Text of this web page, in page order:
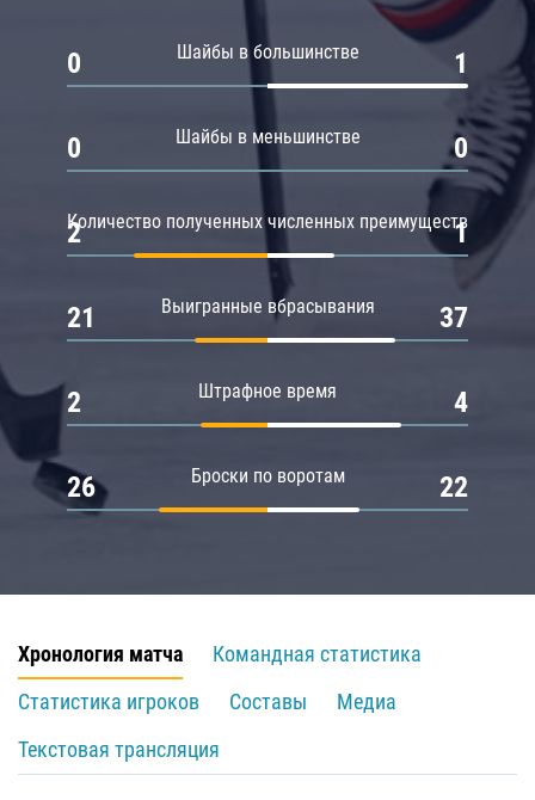
Шайбы в большинстве
0 1
Шайбы в меньшинстве
0 0
Количество полученных численных преимуществ
2 1
Выигранные вбрасывания
21 37
Штрафное время
2 4
Броски по воротам
26 22
Хронология матча
Командная статистика
Статистика игроков
Составы
Медиа
Текстовая трансляция